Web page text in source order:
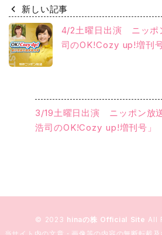
新しい記事
4/2土曜日出演 ニッポ
司のOK!Cozy up!増刊号
3/19土曜日出演 ニッポン放
浩司のOK!Cozy up!増刊号」
© 2023 hinaの株 Official Site All